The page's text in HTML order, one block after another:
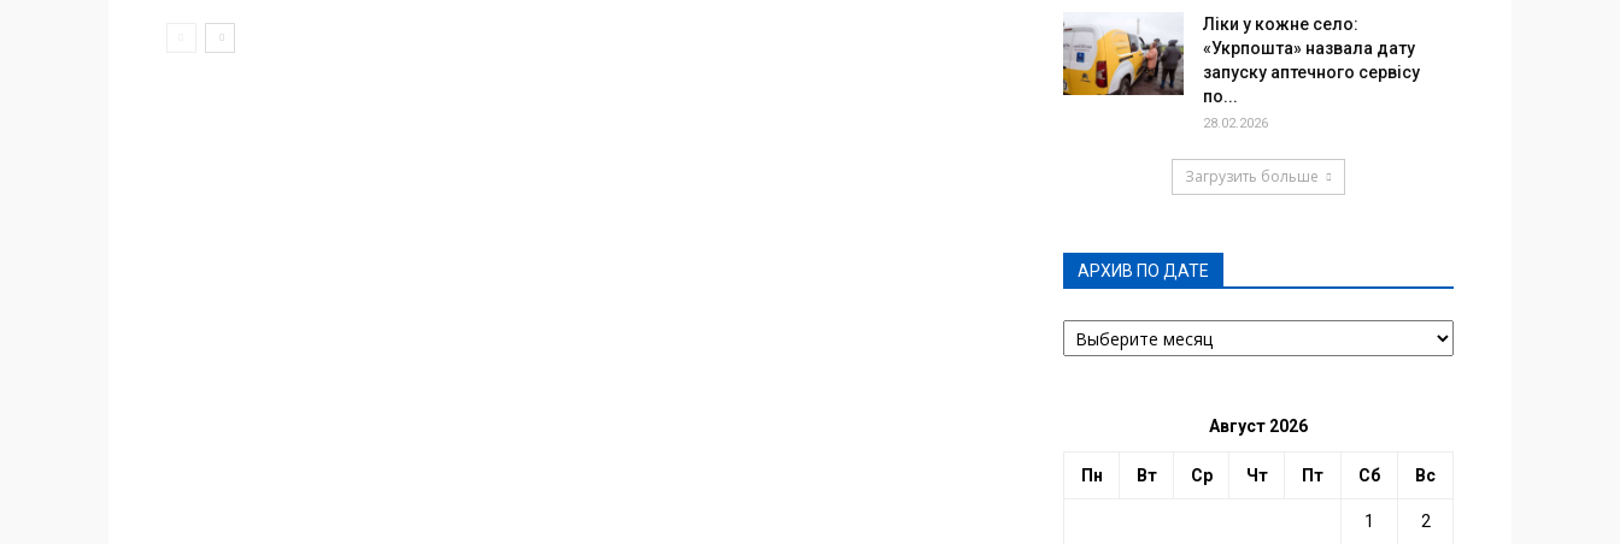
Ліки у кожне село:
«Укрпошта» назвала дату
запуску аптечного сервісу
по...
28.02.2026
Загрузить больше
АРХИВ ПО ДАТЕ
АРХИВ
ПО
Август 2026
Пн Вт Ср Чт Пт Сб Вс
1 2